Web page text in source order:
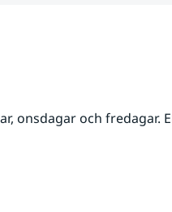
onsdagar och fredagar.